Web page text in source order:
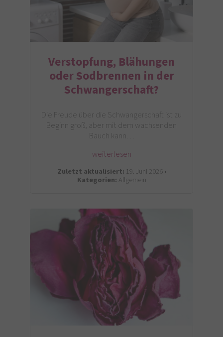
Verstopfung, Blähungen
oder Sodbrennen in der
Schwangerschaft?
Die Freude über die Schwangerschaft ist zu
Beginn groß, aber mit dem wachsenden
Bauch kann…
weiterlesen
Zuletzt aktualisiert: 19. Juni 2026 •
Kategorien: Allgemein